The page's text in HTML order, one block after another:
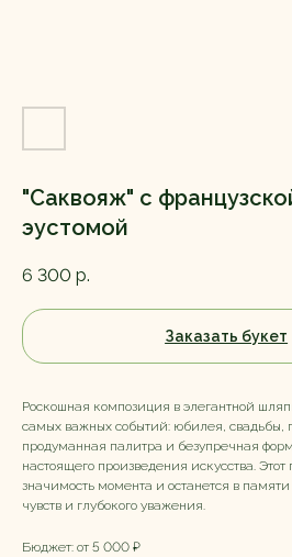
"Саквояж" с
эустомой
6 300 р.
Заказать букет
Роскошная композиция в элегантной
самых важных событий: юбилея, свадьбы,
продуманная палитра и безупречная
настоящего произведения искусства.
значимость момента и останется в
чувств и глубокого уважения.
Бюджет: от 5 000 ₽